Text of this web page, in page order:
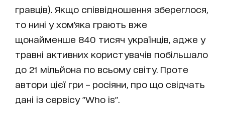
гравців). Якщо співвідношення збереглося,
то нині у хом'яка грають вже
щонайменше 840 тисяч українців, адже у
травні активних користувачів побільшало
до 21 мільйона по всьому світу. Проте
автори цієї гри – росіяни, про що свідчать
дані із сервісу "Who is".